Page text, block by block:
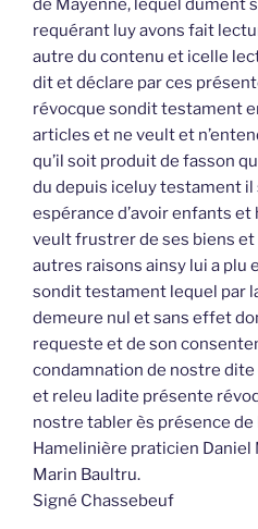
de Mayenne, lequel dument
requérant luy avons fait
autre du contenu et icelle
dit et déclare par ces
révocque sondit testament
articles et ne veult et
qu’il soit produit de fasson
du depuis iceluy testament il
espérance d’avoir enfants
veult frustrer de ses biens
autres raisons ainsy lui a plu
sondit testament lequel par
demeure nul et sans effet
requeste et de son
condamnation de nostre dite
et releu ladite présente
nostre tabler ès présence
Hamelinière praticien Daniel
Marin Baultru.
Signé Chassebeuf